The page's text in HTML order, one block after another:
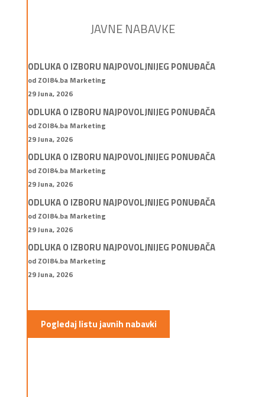
JAVNE NABAVKE
ODLUKA O IZBORU NAJPOVOLJNIJEG PONUĐAČA
od ZOI84.ba Marketing
29 Juna, 2026
ODLUKA O IZBORU NAJPOVOLJNIJEG PONUĐAČA
od ZOI84.ba Marketing
29 Juna, 2026
ODLUKA O IZBORU NAJPOVOLJNIJEG PONUĐAČA
od ZOI84.ba Marketing
29 Juna, 2026
ODLUKA O IZBORU NAJPOVOLJNIJEG PONUĐAČA
od ZOI84.ba Marketing
29 Juna, 2026
ODLUKA O IZBORU NAJPOVOLJNIJEG PONUĐAČA
od ZOI84.ba Marketing
29 Juna, 2026
Pogledaj listu javnih nabavki